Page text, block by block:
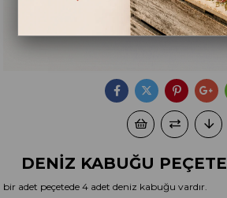
DENİZ KABUĞU PEÇETE
bir adet peçetede 4 adet deniz kabuğu vardır.